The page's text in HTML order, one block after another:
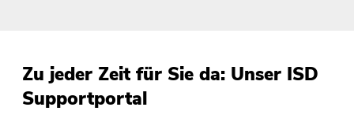
Zu jeder Zeit für Sie da: Unser ISD
Supportportal